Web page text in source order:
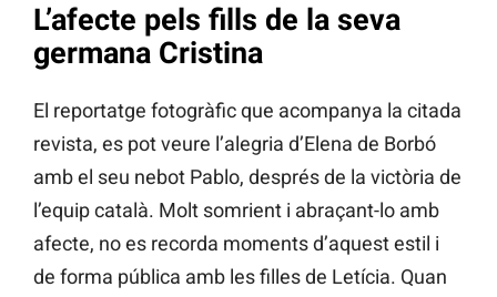
L’afecte pels fills de la seva
germana Cristina
El reportatge fotogràfic que acompanya la citada
revista, es pot veure l’alegria d’Elena de Borbó
amb el seu nebot Pablo, després de la victòria de
l’equip català. Molt somrient i abraçant-lo amb
afecte, no es recorda moments d’aquest estil i
de forma pública amb les filles de Letícia. Quan